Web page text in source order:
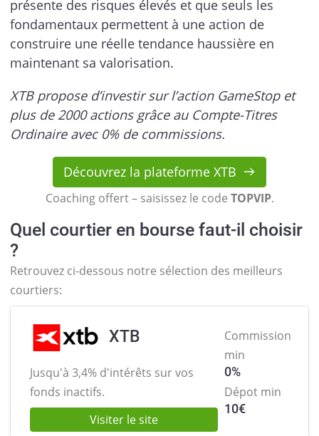
présente des risques élevés et que seuls les
fondamentaux permettent à une action de
construire une réelle tendance haussière en
maintenant sa valorisation.
XTB propose d’investir sur l’action GameStop et
plus de 2000 actions grâce au Compte-Titres
Ordinaire avec 0% de commissions.
Découvrez la plateforme XTB
Coaching offert – saisissez le code TOPVIP.
Quel courtier en bourse faut-il choisir
?
Retrouvez ci-dessous notre sélection des meilleurs
courtiers:
XTB
Jusqu'à 3,4% d'intérêts survos
fonds inactifs.
Visiter le site
Commission
min
0%
Dépot min
10€